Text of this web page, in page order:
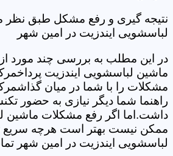
نتیجه گیری و رفع مشکل طبق نظر
لباسشویی ایندزیت در امین شهر
در این مطلب به بررسی چند مورد از
ماشین لباسشویی ایندزیت
مشکلات را با شما در میان
راهنما شما دیگر نیازی به حضور
داشت.اما اگر رفع مشکلات ماشین
ممکن نیست بهتر است هرچه سریع
لباسشویی ایندزیت در امین شهر